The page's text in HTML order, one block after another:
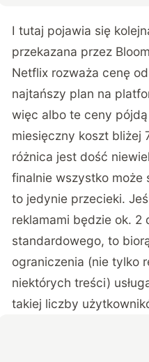
I tutaj pojawia się
przekazana przez
Netflix rozważa cenę
najtańszy plan na
więc albo te ceny
miesięczny koszt bliżej
różnica jest dość
finalnie wszystko może
to jedynie przecieki.
reklamami będzie ok. 2
standardowego, to
ograniczenia (nie tylko
niektórych treści)
takiej liczby